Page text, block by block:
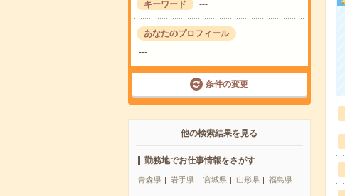
キーワード ---
あなたのプロフィール
---
条件の変更
他の検索結果を見る
勤務地でお仕事情報をさがす
青森県 岩手県 宮城県 山形県 福島県